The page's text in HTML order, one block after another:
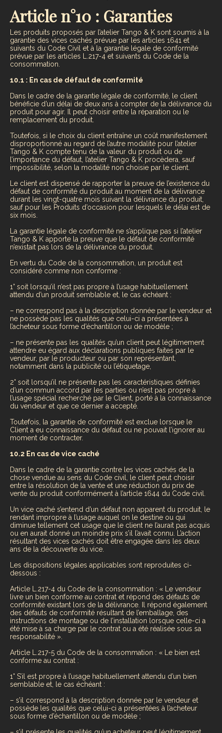
Article n°10 : Garanties
Les produits proposés par l’atelier Tango & K sont soumis à la
garantie des vices cachés prévue par les articles 1641 et
suivants du Code Civil et à la garantie légale de conformité
prévue par les articles L.217-4 et suivants du Code de la
consommation.
10.1 : En cas de défaut de conformité
Dans le cadre de la garantie légale de conformité, le client
bénéficie d’un délai de deux ans à compter de la délivrance du
produit pour agir. Il peut choisir entre la réparation ou le
remplacement du produit.
Toutefois, si le choix du client entraîne un coût manifestement
disproportionné au regard de l’autre modalité pour l’atelier
Tango & K compte tenu de la valeur du produit ou de
l’importance du défaut, l’atelier Tango & K procèdera, sauf
impossibilité, selon la modalité non choisie par le client.
Le client est dispensé de rapporter la preuve de l’existence du
défaut de conformité du produit au moment de la délivrance
durant les vingt-quatre mois suivant la délivrance du produit,
sauf pour les Produits d’occasion pour lesquels le délai est de
six mois.
La garantie légale de conformité ne s’applique pas si l’atelier
Tango & K apporte la preuve que le défaut de conformité
n’existait pas lors de la délivrance du produit.
En vertu du Code de la consommation, un produit est
considéré comme non conforme :
1° soit lorsqu’il n’est pas propre à l’usage habituellement
attendu d’un produit semblable et, le cas échéant :
– ne correspond pas à la description donnée par le vendeur et
ne possède pas les qualités que celui-ci a présentées à
l’acheteur sous forme d’échantillon ou de modèle ;
– ne présente pas les qualités qu’un client peut légitimement
attendre eu égard aux déclarations publiques faites par le
vendeur, par le producteur ou par son représentant,
notamment dans la publicité ou l’étiquetage,
2° soit lorsqu’il ne présente pas les caractéristiques définies
d’un commun accord par les parties ou n’est pas propre à
l’usage spécial recherché par le Client, porté à la connaissance
du vendeur et que ce dernier a accepté.
Toutefois, la garantie de conformité est exclue lorsque le
Client a eu connaissance du défaut ou ne pouvait l’ignorer au
moment de contracter.
10.2 En cas de vice caché
Dans le cadre de la garantie contre les vices cachés de la
chose vendue au sens du Code civil, le client peut choisir
entre la résolution de la vente et une réduction du prix de
vente du produit conformément à l’article 1644 du Code civil.
Un vice caché s’entend d’un défaut non apparent du produit, le
rendant impropre à l’usage auquel on le destine ou qui
diminue tellement cet usage que le client ne l’aurait pas acquis
ou en aurait donné un moindre prix s’il l’avait connu. L’action
résultant des vices cachés doit être engagée dans les deux
ans de la découverte du vice.
Les dispositions légales applicables sont reproduites ci-
dessous :
Article L.217-4 du Code de la consommation : « Le vendeur
livre un bien conforme au contrat et répond des défauts de
conformité existant lors de la délivrance. Il répond également
des défauts de conformité résultant de l’emballage, des
instructions de montage ou de l’installation lorsque celle-ci a
été mise à sa charge par le contrat ou a été réalisée sous sa
responsabilité ».
Article L.217-5 du Code de la consommation : « Le bien est
conforme au contrat :
1° S’il est propre à l’usage habituellement attendu d’un bien
semblable et, le cas échéant :
– s’il correspond à la description donnée par le vendeur et
possède les qualités que celui-ci a présentées à l’acheteur
sous forme d’échantillon ou de modèle ;